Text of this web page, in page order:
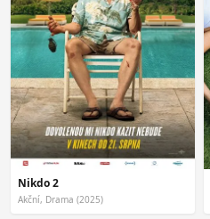
Nikdo 2
Akční, Drama (2025)